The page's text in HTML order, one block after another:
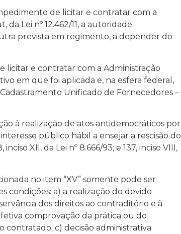
de licitar e contratar com a
Lei nº 12.462/11, a autoridade
prevista em regimento, a depender do
licitar e contratar com a Administração
em que foi aplicada e, na esfera federal,
Unificado de Fornecedores –
à realização de atos antidemocráticos por
público hábil a ensejar a rescisão do
XII, da Lei nº 8.666/93; e 137, inciso VIII,
no item “XV” somente pode ser
condições: a) a realização do devido
dos direitos ao contraditório e à
comprovação da prática ou do
c) decisão administrativa